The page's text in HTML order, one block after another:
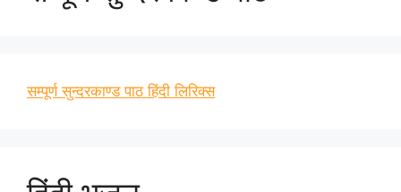
सम्पूर्ण सुन्दरकाण्ड पाठ हिंदी लिरिक्स